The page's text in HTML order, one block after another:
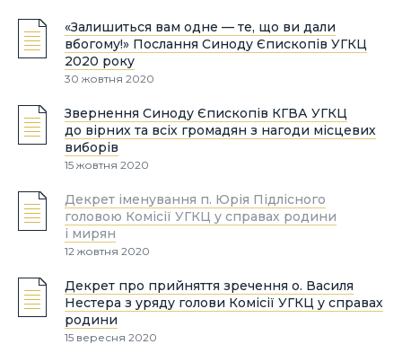
«Залишиться вам одне — те, що ви дали
вбогому!» Послання Синоду Єпископів УГКЦ
2020 року
30 жовтня 2020
Звернення Синоду Єпископів КГВА УГКЦ
до вірних та всіх громадян з нагоди місцевих
виборів
15 жовтня 2020
Декрет іменування п. Юрія Підлісного
головою Комісії УГКЦ у справах родини
і мирян
12 жовтня 2020
Декрет про прийняття зречення о. Василя
Нестера з уряду голови Комісії УГКЦ у справах
родини
15 вересня 2020